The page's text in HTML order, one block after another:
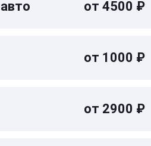
от 4500 ₽
от 1000 ₽
от 2900 ₽